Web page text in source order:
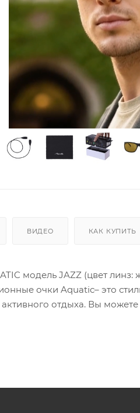
ВИДЕО КАК КУПИТЬ
модель JAZZ (цвет линз:
очки Aquatic– это
отдыха. Вы можете